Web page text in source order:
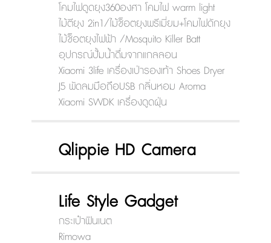
โคมไฟดูดยุง360องศา โคมไฟ warm light
ไม้ตียุง 2in1/ไม้ช็อตยุงพรีเมี่ยม+โคมไฟดักยุง
ไม้ช็อตยุงไฟฟ้า /Mosquito Killer Batt
อุปกรณ์ปั้มน้ำดื่มจากแกลลอน
Xiaomi 3life เครื่องเป่ารองเท้า Shoes Dryer
J5 พัดลมมือถือUSB กลิ่นหอม Aroma
Xiaomi SWDK เครื่องดูดฝุ่น
Qlippie HD Camera
Life Style Gadget
กระเป๋าฟินเนต
Rimowa